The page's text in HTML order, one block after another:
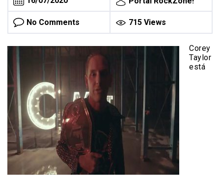
No Comments 715 Views
Corey
Taylor
está